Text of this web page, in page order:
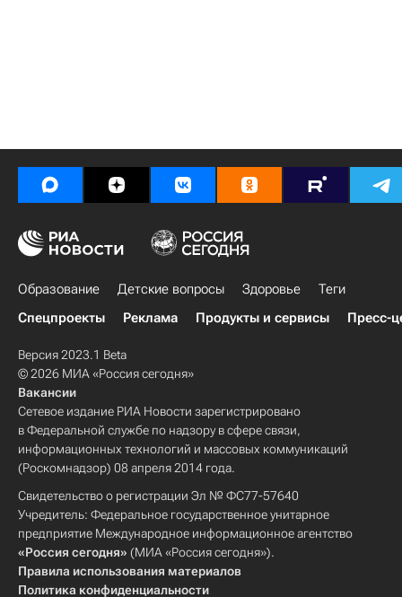
Образование Детские вопросы Здоровье
Теги
Спецпроекты
Реклама Продукты и сервисы Пресс-
Версия 2023.1 Beta
© 2026 МИА «Россия сегодня»
Вакансии
Сетевое издание РИА Новости зарегистрировано
в Федеральной службе по надзору в сфере связи,
информационных технологий и массовых коммуникаций
(Роскомнадзор) 08 апреля 2014 года.
Свидетельство о регистрации Эл № ФС77-57640
Учредитель: Федеральное государственное унитарное
предприятие Международное информационное агентство
«Россия сегодня» (МИА «Россия сегодня»).
Правила использования материалов
Политика конфиденциальности